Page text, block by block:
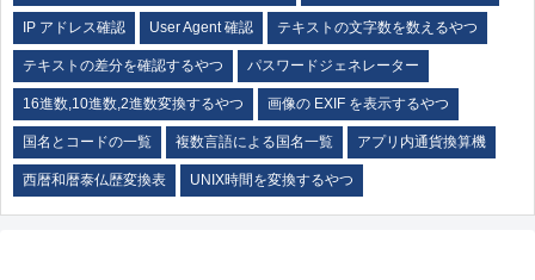
IP アドレス確認 User Agent 確認 テキストの文字数を数えるやつ
テキストの差分を確認するやつ パスワードジェネレーター
16進数,10進数,2進数変換するやつ 画像の EXIF を表示するやつ
国名とコードの一覧 複数言語による国名一覧 アプリ内通貨換算機
西暦和暦泰仏歴変換表 UNIX時間を変換するやつ